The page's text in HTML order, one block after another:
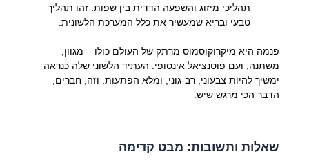
תהליכי מיזוג והשפעה הדדית בין שפות. זהו תהליך
טבעי ובריא שמעשיר את כלל המערכת הלשונית.
פנמה היא מיקרוקוסמוס מרתק של העולם כולו – מגוון,
משתנה, ועם פוטנציאל אינסופי. העתיד הלשוני שלה כנראה
ימשיך להיות צבעוני, רב-גוני, ומלא הפתעות. וזה, חברים,
הדבר הכי מרגש שיש.
שאלות ותשובות: מבט קדימה